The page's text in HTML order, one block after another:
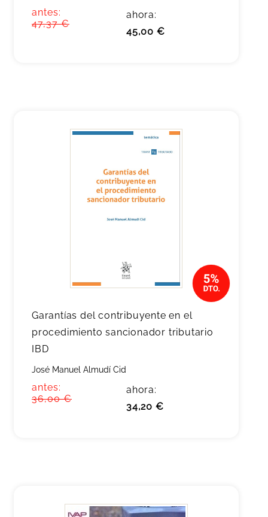
antes:
47,37 €
ahora:
45,00 €
Garantías del contribuyente en el
procedimiento sancionador tributario
IBD
José Manuel Almudí Cid
antes:
36,00 €
ahora:
34,20 €